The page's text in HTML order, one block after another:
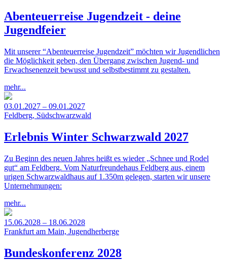
Abenteuerreise Jugendzeit - deine
Jugendfeier
Mit unserer “Abenteuerreise Jugendzeit” möchten wir Jugendlichen
die Möglichkeit geben, den Übergang zwischen Jugend- und
Erwachsenenzeit bewusst und selbstbestimmt zu gestalten.
mehr...
03.01.2027 – 09.01.2027
Feldberg, Südschwarzwald
Erlebnis Winter Schwarzwald 2027
Zu Beginn des neuen Jahres heißt es wieder „Schnee und Rodel
gut“ am Feldberg. Vom Naturfreundehaus Feldberg aus, einem
urigen Schwarzwaldhaus auf 1.350m gelegen, starten wir unsere
Unternehmungen:
mehr...
15.06.2028 – 18.06.2028
Frankfurt am Main, Jugendherberge
Bundeskonferenz 2028